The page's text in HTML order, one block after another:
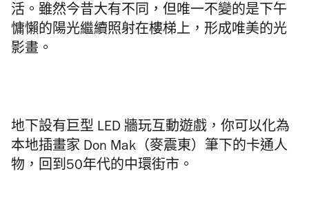
活。雖然今昔大有不同，但唯一不變的是下午
慵懶的陽光繼續照射在樓梯上，形成唯美的光
影畫。
地下設有巨型 LED 牆玩互動遊戲，你可以化為
本地插畫家 Don Mak（麥震東）筆下的卡通人
物，回到50年代的中環街市。